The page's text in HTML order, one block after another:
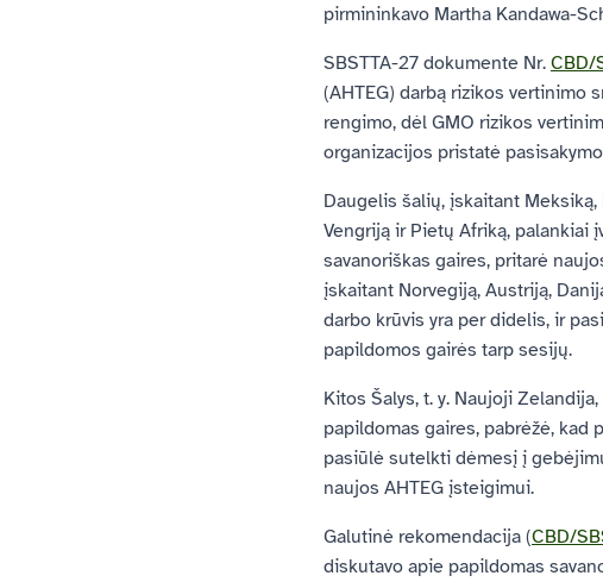
pirmininkavo Martha Kandawa-
SBSTTA-27 dokumente Nr. CBD/
(AHTEG) darbą rizikos
rengimo, dėl GMO rizikos
organizacijos pristatė
Daugelis šalių, įskaitant Meksiką,
Vengriją ir Pietų Afriką, palankiai
savanoriškas gaires, pritarė
įskaitant Norvegiją, Austriją,
darbo krūvis yra per didelis, ir
papildomos gairės tarp sesijų.
Kitos Šalys, t. y. Naujoji
papildomas gaires, pabrėžė,
pasiūlė sutelkti dėmesį į
naujos AHTEG įsteigimui.
Galutinė rekomendacija (CBD/
diskutavo apie papildomas